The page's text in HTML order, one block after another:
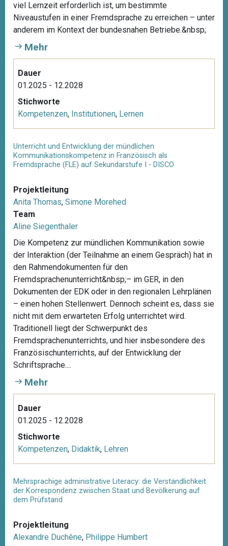
viel Lernzeit erforderlich ist, um bestimmte
Niveaustufen in einer Fremdsprache zu erreichen – unter
anderem im Kontext der bundesnahen Betriebe.&nbsp;
Mehr
Dauer
01.2025 - 12.2028
Stichworte
Kompetenzen, Institutionen, Lernen
Unterricht und Entwicklung der mündlichen
Kommunikationskompetenz in Französisch als
Fremdsprache (FLE) auf Sekundarstufe I - DISCO
Projektleitung
Anita Thomas, Simone Morehed
Team
Aline Siegenthaler
Die Kompetenz zur mündlichen Kommunikation sowie
der Interaktion (der Teilnahme an einem Gespräch) hat in
den Rahmendokumenten für den
Fremdsprachenunterricht&nbsp;– im GER, in den
Dokumenten der EDK oder in den regionalen Lehrplänen
– einen hohen Stellenwert. Dennoch scheint es, dass sie
nicht mit dem erwarteten Erfolg unterrichtet wird.
Traditionell liegt der Schwerpunkt des
Fremdsprachenunterrichts, und hier insbesondere des
Französischunterrichts, auf der Entwicklung der
Schriftsprache....
Mehr
Dauer
01.2025 - 12.2028
Stichworte
Kompetenzen, Didaktik, Lehren
Mehrsprachige administrative Literacy: die Verständlichkeit
der Korrespondenz zwischen Staat und Bevölkerung auf
dem Prüfstand
Projektleitung
Alexandre Duchêne, Philippe Humbert